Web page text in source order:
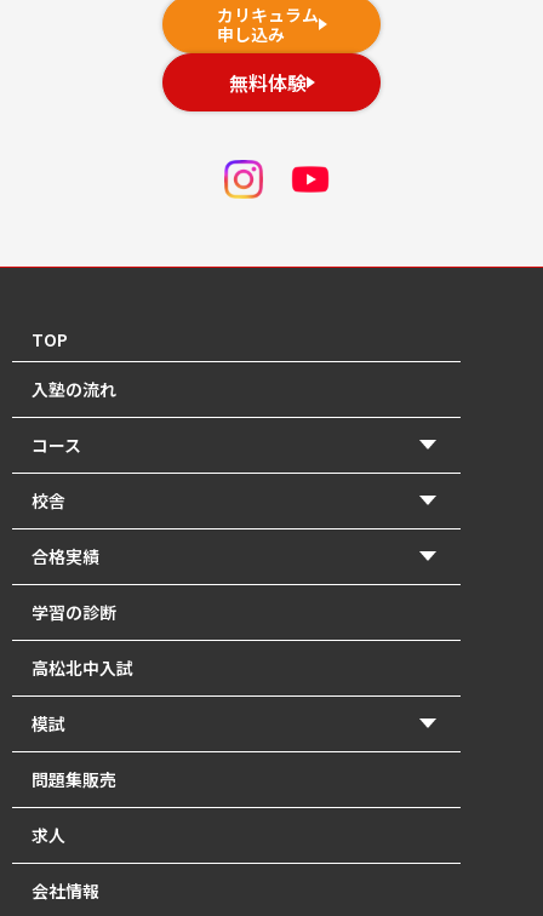
カリキュラム
申し込み
無料体験
TOP
入塾の流れ
コース
【2026年度前期】小学5・6年生(北中受験コース)
【2026年度前期】小学5・6年生(一般進学コース)
【2026年度前期】中学1･2年生
【2026年度前期】中学3年生
塾長直接指導の「塾長クラス」｜瓦町で中学生の個別
指導
【2026年度前期】高校1～3年生・既卒生
英単語道場
オンライン講座【開校準備中】
校舎
香東校（円座町）
瓦町校
合格実績
2026年 高校入試 合格体験記
2025年 高校入試 合格体験記
2025年 北中入試 合格体験記
2024年 高校入試 合格体験記
2024年 北中入試 合格体験記
学習の診断
高松北中入試
模試
かとうもし
問題集販売
求人
会社情報